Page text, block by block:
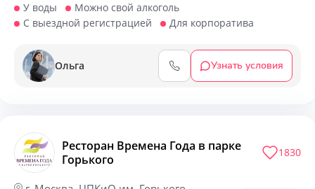
У воды
Можно свой алкоголь
С выездной регистрацией
Для корпоратива
Ольга Узнать условия
Ресторан Времена Года в парке
Горького
1830